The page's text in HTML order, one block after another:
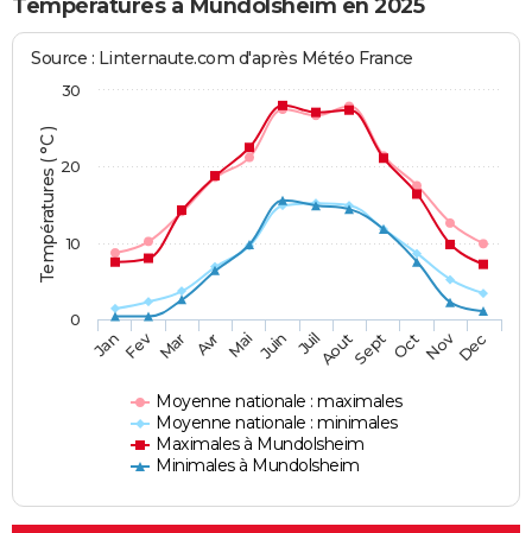
Températures à Mundolsheim en 2025
Températures ( °C )
Source : Linternaute.com d'après Météo France
Moyenne nationale : maximales
Moyenne nationale : minimales
Maximales à Mundolsheim
Minimales à Mundolsheim
JanFev Mar Avr Mai Juin JuilAoutSept OctNovDec
0
10
20
30